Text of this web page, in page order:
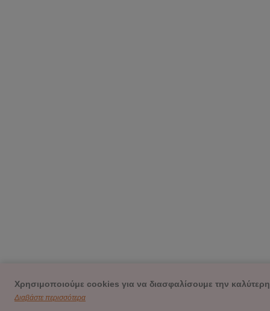
Χρησιμοποιούμε cookies για να διασφαλίσουμε την
Διαβάστε περισσότερα